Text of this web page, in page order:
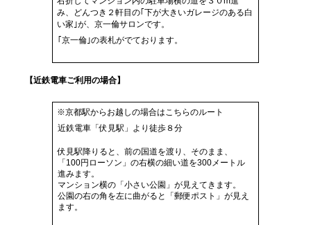
み、どんつき２軒目の｢下が大きいガレージのある白
い家｣が、京一倫サロンです。
｢京一倫｣の表札がでております。
【近鉄電車ご利用の場合】
※京都駅からお越しの場合はこちらのルート
近鉄電車「伏見駅」より徒歩８分
伏見駅降りると、前の国道を渡り、そのまま、
「100円ローソン」の右横の細い道を300メートル
進みます。
マンション横の「小さい公園」が見えてきます。
公園の右の角を左に曲がると「郵便ポスト」が見え
ます。